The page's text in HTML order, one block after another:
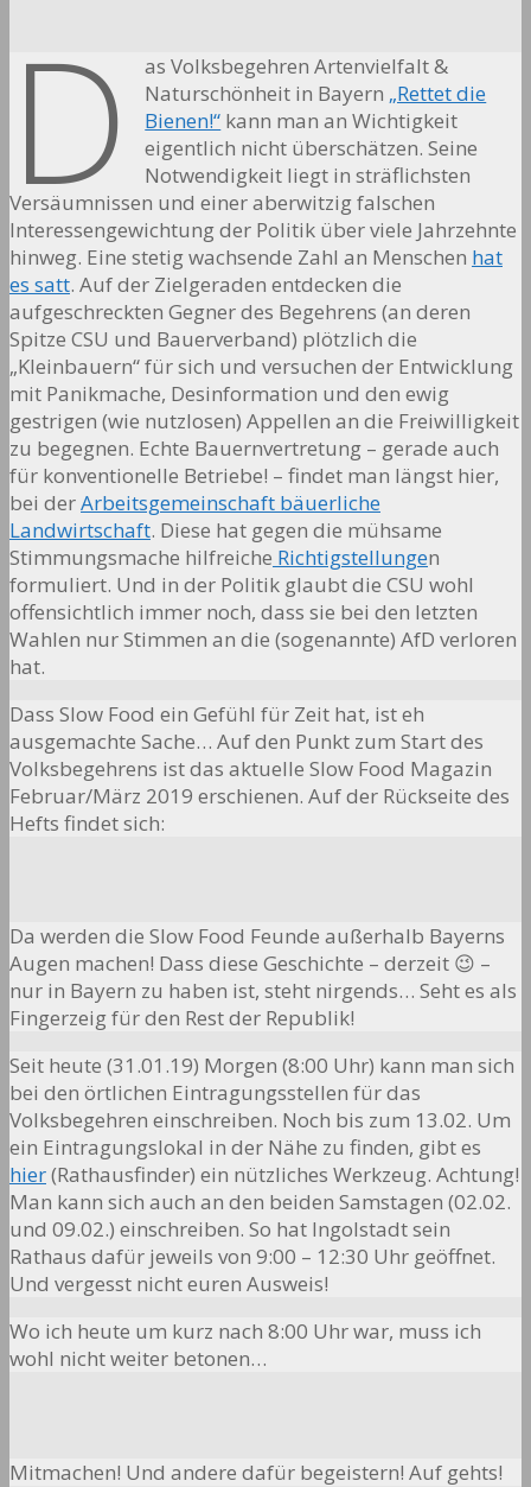
D
as Volksbegehren Artenvielfalt &
Naturschönheit in Bayern „Rettet die
Bienen!“ kann man an Wichtigkeit
eigentlich nicht überschätzen. Seine
Notwendigkeit liegt in sträflichsten
Versäumnissen und einer aberwitzig falschen
Interessengewichtung der Politik über viele Jahrzehnte
hinweg. Eine stetig wachsende Zahl an Menschen hat
es satt. Auf der Zielgeraden entdecken die
aufgeschreckten Gegner des Begehrens (an deren
Spitze CSU und Bauerverband) plötzlich die
„Kleinbauern“ für sich und versuchen der Entwicklung
mit Panikmache, Desinformation und den ewig
gestrigen (wie nutzlosen) Appellen an die Freiwilligkeit
zu begegnen. Echte Bauernvertretung – gerade auch
für konventionelle Betriebe! – findet man längst hier,
bei derArbeitsgemeinschaft bäuerliche
Landwirtschaft. Diese hat gegen die mühsame
Stimmungsmache hilfreiche Richtigstellungen
formuliert. Und in der Politik glaubt die CSU wohl
offensichtlich immer noch, dass sie bei den letzten
Wahlen nur Stimmen an die (sogenannte) AfD verloren
hat.
Dass Slow Food ein Gefühl für Zeit hat, ist eh
ausgemachte Sache… Auf den Punkt zum Start des
Volksbegehrens ist das aktuelle Slow Food Magazin
Februar/März 2019 erschienen. Auf der Rückseite des
Hefts findet sich:
Da werden die Slow Food Feunde außerhalb Bayerns
Augen machen! Dass diese Geschichte – derzeit 😉 –
nur in Bayern zu haben ist, steht nirgends… Seht es als
Fingerzeig für den Rest der Republik!
Seit heute (31.01.19) Morgen (8:00 Uhr) kann man sich
bei den örtlichen Eintragungsstellen für das
Volksbegehren einschreiben. Noch bis zum 13.02. Um
ein Eintragungslokal in der Nähe zu finden, gibt es
hier(Rathausfinder) ein nützliches Werkzeug. Achtung!
Man kann sich auch an den beiden Samstagen (02.02.
und 09.02.) einschreiben. So hat Ingolstadt sein
Rathaus dafür jeweils von 9:00 – 12:30 Uhr geöffnet.
Und vergesst nicht euren Ausweis!
Wo ich heute um kurz nach 8:00 Uhr war, muss ich
wohl nicht weiter betonen…
Mitmachen! Und andere dafür begeistern! Auf gehts!